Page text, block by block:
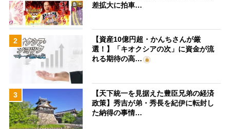
差拡大に拍車…
2
【資産10億円超・かんちさんが厳
選！】「キオクシアの次」に資金が流
れる期待の高…
3
【天下統一を見据えた豊臣兄弟の経済
政策】秀吉が弟・秀長を紀伊に転封し
た納得の事情…